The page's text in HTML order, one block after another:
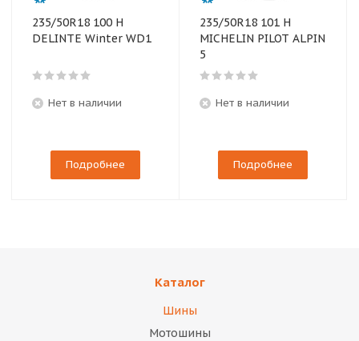
235/50R18 100 H
DELINTE Winter WD1
Нет в наличии
Подробнее
235/50R18 101 H
MICHELIN PILOT ALPIN
5
Нет в наличии
Подробнее
Каталог
Шины
Мотошины